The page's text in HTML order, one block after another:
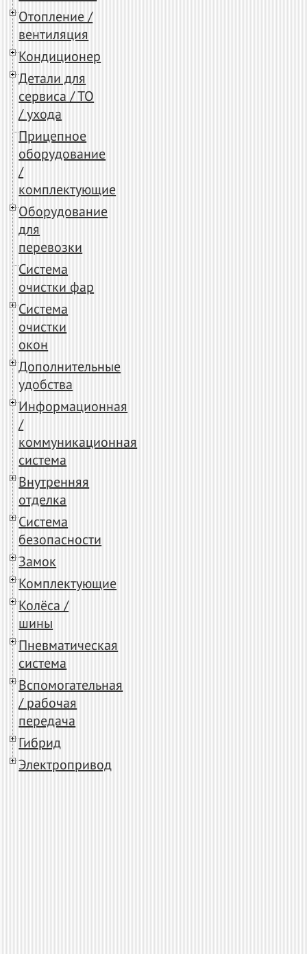
Отопление /
вентиляция
Кондиционер
Детали для
сервиса / ТО
/ ухода
Прицепное
оборудование
/
комплектующие
Оборудование
для
перевозки
Система
очистки фар
Система
очистки
окон
Дополнительные
удобства
Информационная
/
коммуникационная
система
Внутренняя
отделка
Система
безопасности
Замок
Комплектующие
Колёса /
шины
Пневматическая
система
Вспомогательная
/ рабочая
передача
Гибрид
Электропривод